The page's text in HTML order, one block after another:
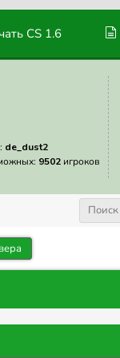
CS 1.6
de_dust2
9502 игроков